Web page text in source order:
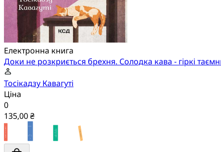
Електронна книга
Доки не розкриється брехня. Солодка кава - гіркі
Тосікадзу Кавагуті
Ціна
0
135,00 ₴